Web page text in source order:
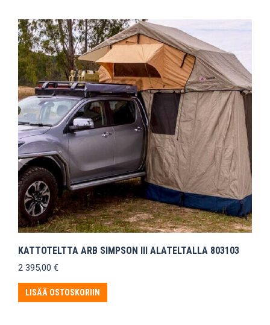
KATTOTELTTA ARB SIMPSON III ALATELTALLA 803103
2 395,00 €
LISÄÄ OSTOSKORIIN